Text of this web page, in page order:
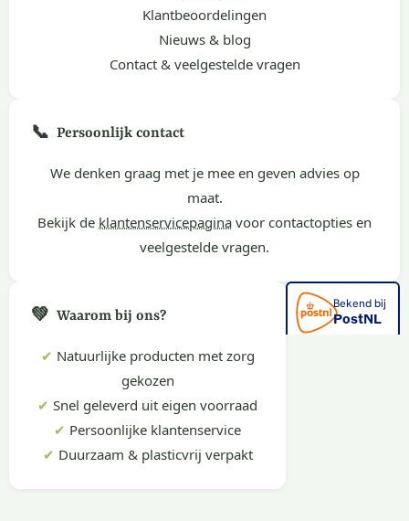
Klantbeoordelingen
Nieuws & blog
Contact & veelgestelde vragen
📞 Persoonlijk contact
We denken graag met je mee en geven advies op
maat.
Bekijk de klantenservicepagina voor contactopties en
veelgestelde vragen.
💚 Waarom bij ons?
✔ Natuurlijke producten met zorg
gekozen
✔ Snel geleverd uit eigen voorraad
✔ Persoonlijke klantenservice
✔ Duurzaam & plasticvrij verpakt